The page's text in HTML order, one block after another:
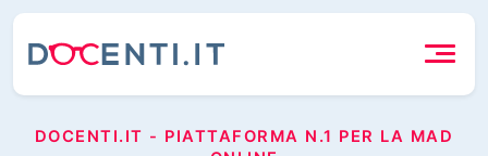
DOCENTI.IT - PIATTAFORMA N.1 PER LA MAD